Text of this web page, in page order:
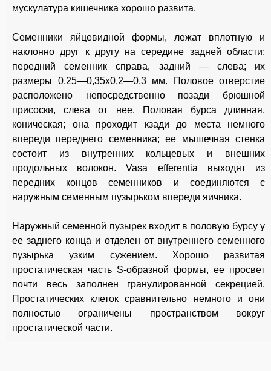
мускулатура кишечника хорошо развита.
Семенники яйцевидной формы, лежат вплотную и
наклонно друг к другу на середине задней области;
передний семенник справа, задний — слева; их
размеры 0,25—0,35x0,2—0,3 мм. Половое отверстие
расположено непосредственно позади брюшной
присоски, слева от нее. Половая бурса длинная,
коническая; она проходит кзади до места немного
впереди переднего семенника; ее мышечная стенка
состоит из внутренних кольцевых и внешних
продольных волокон. Vasa efferentia выходят из
передних концов семенников и соединяются с
наружным семенным пузырьком впереди яичника.
Наружный семенной пузырек входит в половую бурсу у
ее заднего конца и отделен от внутреннего семенного
пузырька узким сужением. Хорошо развитая
простатическая часть S-образной формы, ее просвет
почти весь заполнен гранулированной секрецией.
Простатических клеток сравнительно немного и они
полностью ограничены пространством вокруг
простатической части.